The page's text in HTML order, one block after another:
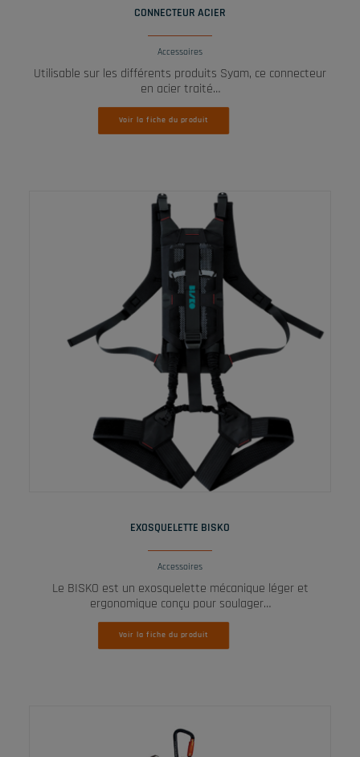
CONNECTEUR ACIER
Accessoires
Utilisable sur les différents produits Syam, ce connecteur
en acier traité…
Voir la fiche du produit
EXOSQUELETTE BISKO
Accessoires
Le BISKO est un exosquelette mécanique léger et
ergonomique conçu pour soulager…
Voir la fiche du produit